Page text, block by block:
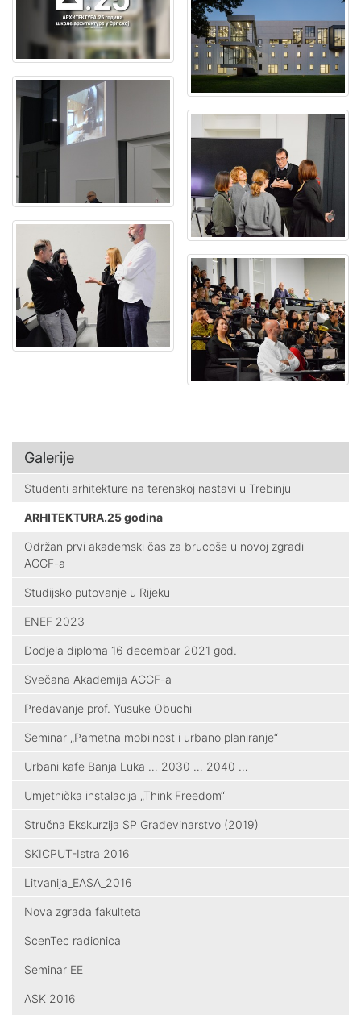
Galerije
Studenti arhitekture na terenskoj nastavi u Trebinju
ARHITEKTURA.25 godina
Održan prvi akademski čas za brucoše u novoj zgradi
AGGF-a
Studijsko putovanje u Rijeku
ENEF 2023
Dodjela diploma 16 decembar 2021 god.
Svečana Akademija AGGF-a
Predavanje prof. Yusuke Obuchi
Seminar „Pametna mobilnost i urbano planiranje“
Urbani kafe Banja Luka … 2030 … 2040 …
Umjetnička instalacija „Think Freedom“
Stručna Ekskurzija SP Građevinarstvo (2019)
SKICPUT-Istra 2016
Litvanija_EASA_2016
Nova zgrada fakulteta
ScenTec radionica
Seminar EE
ASK 2016